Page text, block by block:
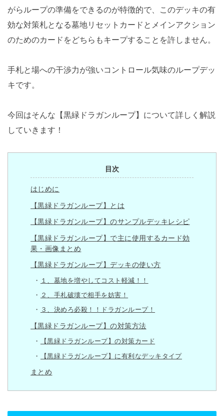
がらループの準備をできるのが特徴的で、このデッキの有
効な対策札となる墓地リセットカードとメインアクション
のためのカードをどちらもキープすることを許しません。
手札と場への干渉力が強いコントロール気味のループデッ
キです。
今回はそんな【黒緑ドラガンループ】について詳しく解説
していきます！
目次
はじめに
【黒緑ドラガンループ】とは
【黒緑ドラガンループ】のサンプルデッキレシピ
【黒緑ドラガンループ】で主に使用するカード効
果・画像まとめ
【黒緑ドラガンループ】デッキの使い方
１、墓地を増やしてコスト軽減！！
２、手札破壊で相手を妨害！
３、決めろ必殺！！ドラガンループ！
【黒緑ドラガンループ】の対策方法
【黒緑ドラガンループ】の対策カード
【黒緑ドラガンループ】に有利なデッキタイプ
まとめ